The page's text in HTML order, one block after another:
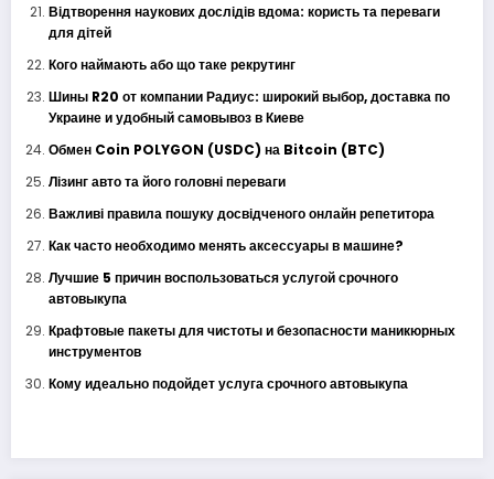
Відтворення наукових дослідів вдома: користь та переваги
для дітей
Кого наймають або що таке рекрутинг
Шины R20 от компании Радиус: широкий выбор, доставка по
Украине и удобный самовывоз в Киеве
Обмен Coin POLYGON (USDC) на Bitcoin (BTC)
Лізинг авто та його головні переваги
Важливі правила пошуку досвідченого онлайн репетитора
Как часто необходимо менять аксессуары в машине?
Лучшие 5 причин воспользоваться услугой срочного
автовыкупа
Крафтовые пакеты для чистоты и безопасности маникюрных
инструментов
Кому идеально подойдет услуга срочного автовыкупа